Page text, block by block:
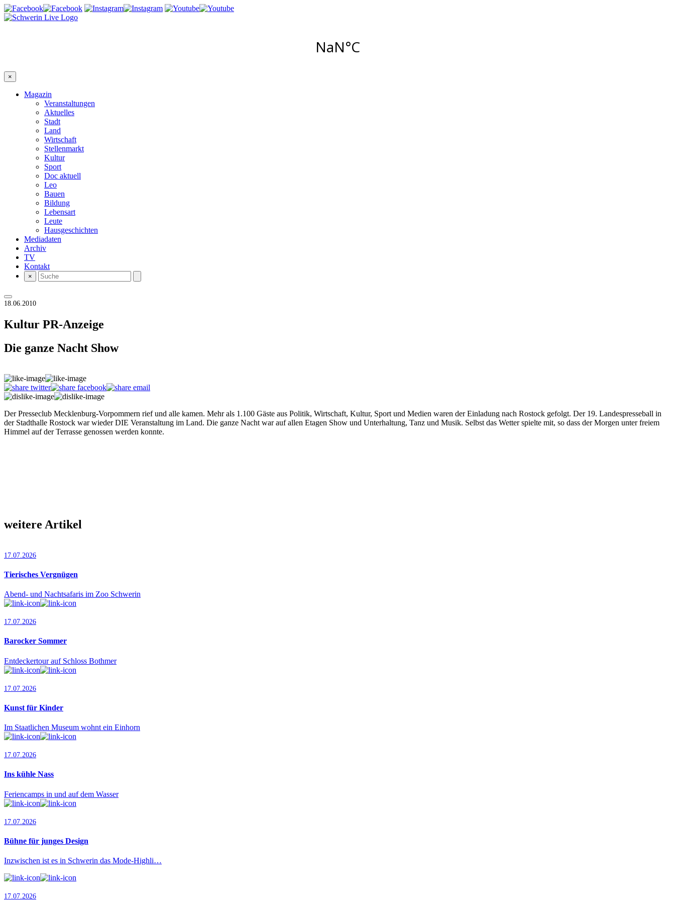
×
Magazin
Veranstaltungen
Aktuelles
Stadt
Land
Wirtschaft
Stellenmarkt
Kultur
Sport
Doc aktuell
Leo
Bauen
Bildung
Lebensart
Leute
Hausgeschichten
Mediadaten
Archiv
TV
Kontakt
×
18.06.2010
Kultur PR-Anzeige
Die ganze Nacht Show
Der Presseclub Mecklenburg-Vorpommern rief und alle kamen. Mehr als 1.100 Gäste aus Politik, Wirtschaft, Kultur, Sport und Medien waren der Einladung nach Rostock gefolgt. Der 19. Landespresseball in
der Stadthalle Rostock war wieder DIE Veranstaltung im Land. Die ganze Nacht war auf allen Etagen Show und Unterhaltung, Tanz und Musik. Selbst das Wetter spielte mit, so dass der Morgen unter freiem
Himmel auf der Terrasse genossen werden konnte.
weitere Artikel
17.07.2026
Tierisches Vergnügen
Abend- und Nachtsafaris im Zoo Schwerin
17.07.2026
Barocker Sommer
Entdeckertour auf Schloss Bothmer
17.07.2026
Kunst für Kinder
Im Staatlichen Museum wohnt ein Einhorn
17.07.2026
Ins kühle Nass
Feriencamps in und auf dem Wasser
17.07.2026
Bühne für junges Design
Inzwischen ist es in Schwerin das Mode-Highli…
17.07.2026